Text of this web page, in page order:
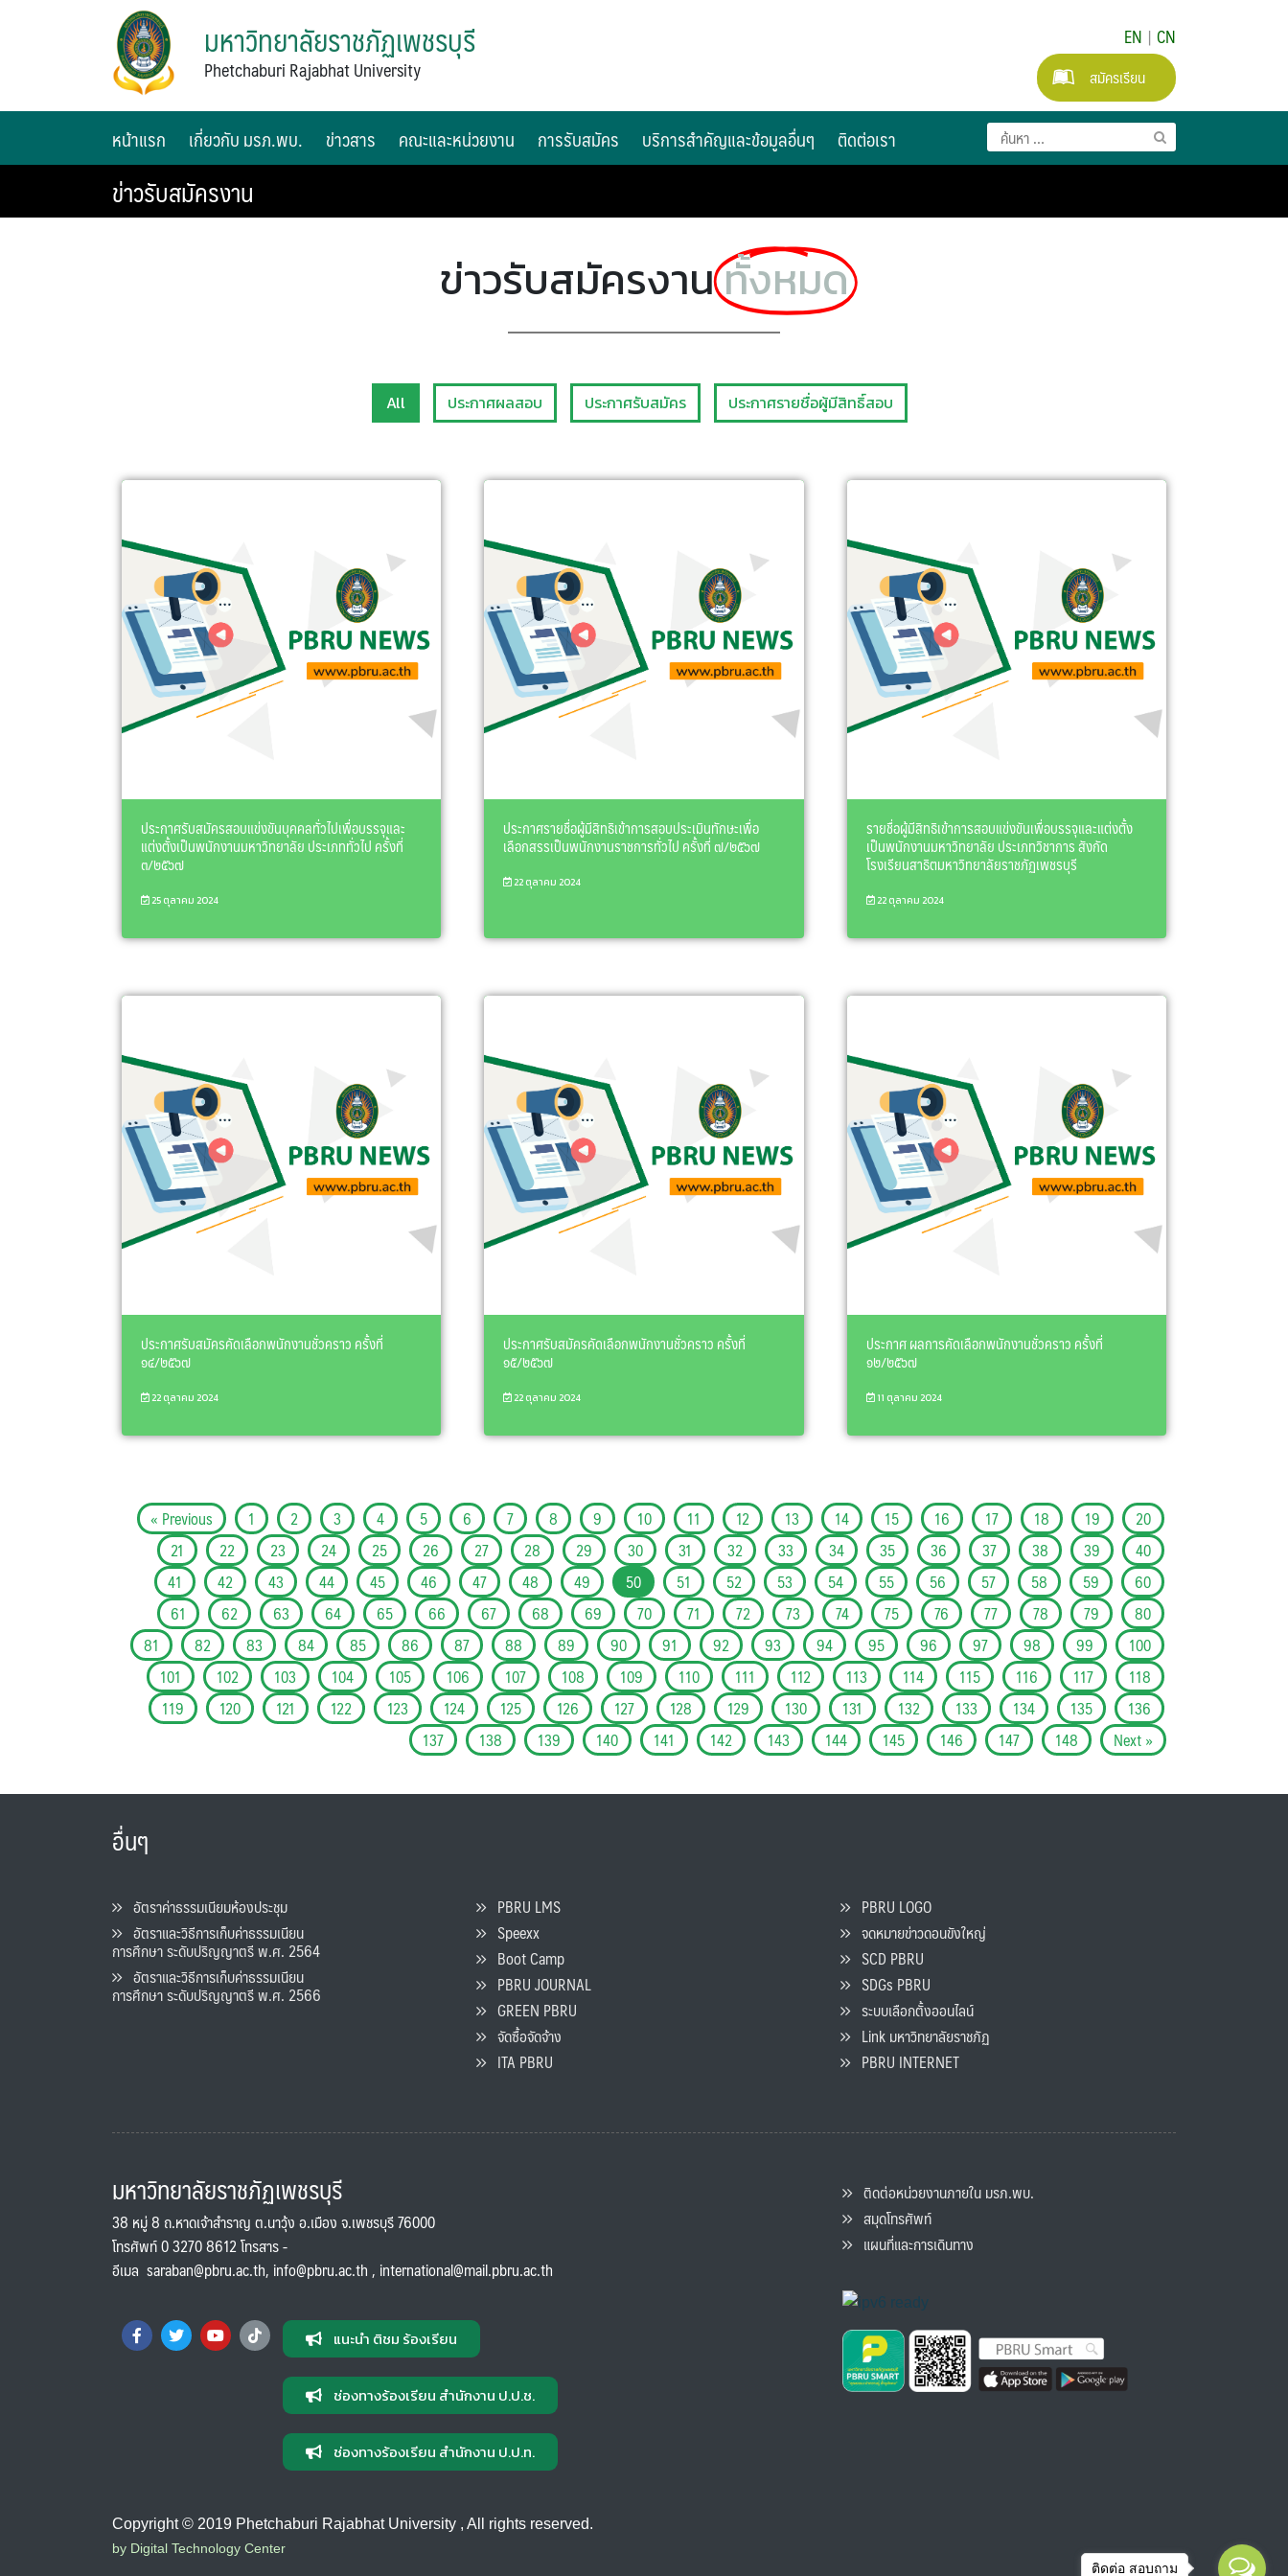
มหาวิทยาลัยราชภัฏเพชรบุรี
Phetchaburi Rajabhat University
EN | CN
สมัครเรียน
หน้าแรก เกี่ยวกับ มรภ.พบ. ข่าวสาร คณะและหน่วยงาน การรับสมัคร บริการสำคัญและข้อมูลอื่นๆ ติดต่อเรา
ข่าวรับสมัครงาน
ข่าวรับสมัครงานทั้งหมด
All ประกาศผลสอบ ประกาศรับสมัคร ประกาศรายชื่อผู้มีสิทธิ์สอบ
ประกาศรับสมัครสอบแข่งขันบุคคลทั่วไปเพื่อบรรจุและ
แต่งตั้งเป็นพนักงานมหาวิทยาลัย ประเภททั่วไป ครั้งที่
๓/๒๕๖๗
25 ตุลาคม 2024
ประกาศรายชื่อผู้มีสิทธิเข้าการสอบประเมินทักษะเพื่อ
เลือกสรรเป็นพนักงานราชการทั่วไป ครั้งที่ ๗/๒๕๖๗
22 ตุลาคม 2024
รายชื่อผู้มีสิทธิเข้าการสอบแข่งขันเพื่อบรรจุและแต่งตั้ง
เป็นพนักงานมหาวิทยาลัย ประเภทวิชาการ สังกัด
โรงเรียนสาธิตมหาวิทยาลัยราชภัฏเพชรบุรี
22 ตุลาคม 2024
ประกาศรับสมัครคัดเลือกพนักงานชั่วคราว ครั้งที่
๑๔/๒๕๖๗
22 ตุลาคม 2024
ประกาศรับสมัครคัดเลือกพนักงานชั่วคราว ครั้งที่
๑๕/๒๕๖๗
22 ตุลาคม 2024
ประกาศ ผลการคัดเลือกพนักงานชั่วคราว ครั้งที่
๑๒/๒๕๖๗
11 ตุลาคม 2024
« Previous 1 2 3 4 5 6 7 8 9 10 11 12 13 14 15 16 17 18 19
20
21
22 23 24 25 26 27 28 29 30 31 32 33 34 35 36 37 38 39
40
41
42 43 44 45 46 47 48 49 50 51 52 53 54 55 56 57 58 59
60
61
62 63 64 65 66 67 68 69 70 71 72 73 74 75 76 77 78 79
80
81
82 83 84 85 86 87 88 89 90 91 92 93 94 95 96 97 98 99
100
101
102 103 104 105 106 107 108 109 110 111 112 113 114 115 116 117
118
119
120 121 122 123 124 125 126 127 128 129 130 131 132 133 134 135
136
137
138 139 140 141 142 143 144 145 146 147 148 Next »
อื่นๆ
อัตราค่าธรรมเนียมห้องประชุม
อัตราและวิธีการเก็บค่าธรรมเนียน
การศึกษา ระดับปริญญาตรี พ.ศ. 2564
อัตราและวิธีการเก็บค่าธรรมเนียน
การศึกษา ระดับปริญญาตรี พ.ศ. 2566
PBRU LMS
Speexx
Boot Camp
PBRU JOURNAL
GREEN PBRU
จัดซื้อจัดจ้าง
ITA PBRU
PBRU LOGO
จดหมายข่าวดอนขังใหญ่
SCD PBRU
SDGs PBRU
ระบบเลือกตั้งออนไลน์
Link มหาวิทยาลัยราชภัฏ
PBRU INTERNET
มหาวิทยาลัยราชภัฏเพชรบุรี
38 หมู่ 8 ถ.หาดเจ้าสำราญ ต.นาวุ้ง อ.เมือง จ.เพชรบุรี 76000
โทรศัพท์ 0 3270 8612 โทรสาร -
อีเมล saraban@pbru.ac.th, info@pbru.ac.th, international@mail.pbru.ac.th
แนะนำ ติชม ร้องเรียน
ช่องทางร้องเรียน สำนักงาน ป.ป.ช.
ช่องทางร้องเรียน สำนักงาน ป.ป.ท.
Copyright © 2019 Phetchaburi Rajabhat University , All rights reserved.
by Digital Technology Center
ติดต่อหน่วยงานภายใน มรภ.พบ.
สมุดโทรศัพท์
แผนที่และการเดินทาง
ติดต่อ สอบถาม